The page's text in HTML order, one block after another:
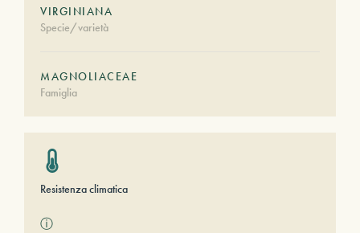
VIRGINIANA
Specie/varietà
MAGNOLIACEAE
Famiglia
Resistenza climatica
ⓘ